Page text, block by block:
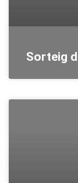
Sorteig